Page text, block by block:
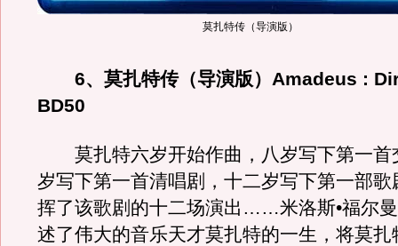
莫扎特传（导演版）
6、莫扎特传（导演版）Amadeus :
BD50
莫扎特六岁开始作曲，八岁写下第一首
岁写下第一首清唱剧，十二岁写下第一部歌
挥了该歌剧的十二场演出……米洛斯•福尔
述了伟大的音乐天才莫扎特的一生，将莫扎